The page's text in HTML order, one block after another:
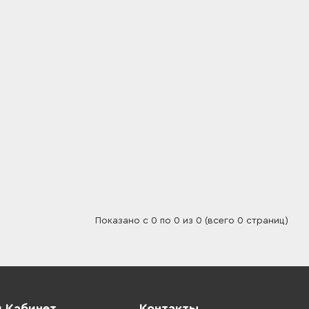
Показано с 0 по 0 из 0 (всего 0 страниц)